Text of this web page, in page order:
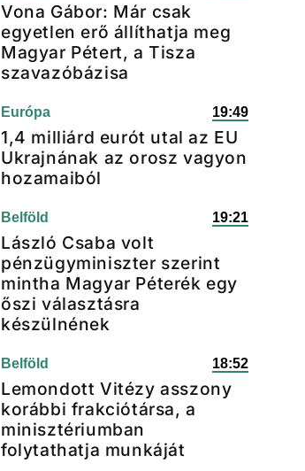
Vona Gábor: Már csak
egyetlen erő állíthatja meg
Magyar Pétert, a Tisza
szavazóbázisa
Európa 19:49
1,4 milliárd eurót utal az EU
Ukrajnának az orosz vagyon
hozamaiból
Belföld 19:21
László Csaba volt
pénzügyminiszter szerint
mintha Magyar Péterék egy
őszi választásra
készülnének
Belföld 18:52
Lemondott Vitézy asszony
korábbi frakciótársa, a
minisztériumban
folytathatja munkáját